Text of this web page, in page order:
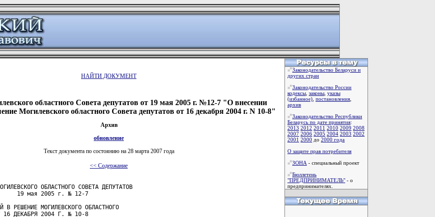
НАЙТИ ДОКУМЕНТ
областного Совета депутатов от 19 мая 2005 г. №12-7 "О внесении
Могилевского областного Совета депутатов от 16 декабря 2004 г. N 10-8"
Архив
обновление
Текст документа по состоянию на 28 марта 2007 года
<< Содержание
Законодательство Беларуси и
других стран
Законодательство России
кодексы законы указы
(избанное) постановления
архив
Законодательство Республики
Беларусь по дате принятия:
2013 2012 2011 2010 2009 2008
2007 2006 2005 2004 2003 2002
2001 2000 до 2000 года
О защите прав потребителя
ЗОНА - специальный проект
Бюллетень
"ПРЕДПРИНИМАТЕЛЬ" - о
предпринимателях.